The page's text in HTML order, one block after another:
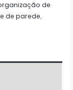
de
de parede,